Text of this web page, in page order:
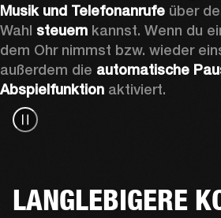
Musik und Telefonanrufe über
Wahl steuern kannst. Wenn du
dem Ohr nimmst bzw. wieder
außerdem die automatische
Abspielfunktion aktiviert.
LANGLEBIGERE